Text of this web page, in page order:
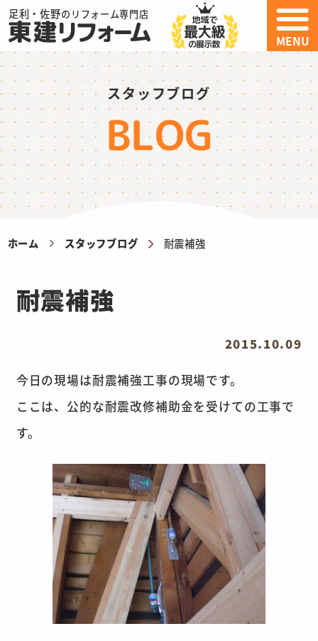
足利・佐野のリフォーム専門店
MENU
スタッフブログ
BLOG
ホーム スタッフブログ 耐震補強
耐震補強
2015.10.09
今日の現場は耐震補強工事の現場です。
ここは、公的な耐震改修補助金を受けての工事で
す。